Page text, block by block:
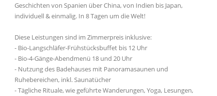
Geschichten von Spanien über China, von Indien bis Japan,
individuell & einmalig. In 8 Tagen um die Welt!
Diese Leistungen sind im Zimmerpreis inklusive:
- Bio-Langschläfer-Frühstücksbuffet bis 12 Uhr
- Bio-4-Gänge-Abendmenü 18 und 20 Uhr
- Nutzung des Badehauses mit Panoramasaunen und
Ruhebereichen, inkl. Saunatücher
- Tägliche Rituale, wie geführte Wanderungen, Yoga, Lesungen,